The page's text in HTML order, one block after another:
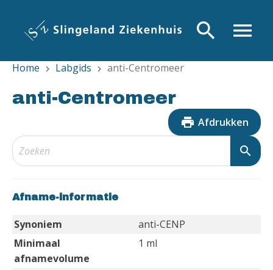
inhoud
menu
search
Home chevron_right Labgids chevron_right anti-Centromeer
anti-Centromeer
print Afdrukken
search
Afname-informatie
Synoniem
anti-CENP
Minimaal
afnamevolume
1 ml